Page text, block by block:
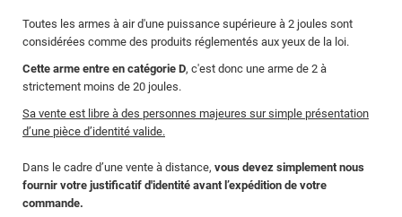
Toutes les armes à air d'une puissance supérieure à 2 joules sont
considérées comme des produits réglementés aux yeux de la loi.
Cette arme entre en catégorie D, c'est donc une arme de 2 à
strictement moins de 20 joules.
Sa vente est libre à des personnes majeures sur simple présentation
d’une pièce d’identité valide.
Dans le cadre d’une vente à distance, vous devez simplement nous
fournir votre justificatif d'identité avant l’expédition de votre
commande.